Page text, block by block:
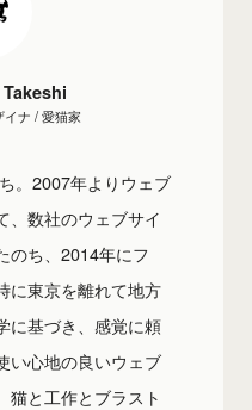
Takeshi
ナ / 愛猫家
。2007年よりウェブ
、数社のウェブサイ
のち、2014年にフ
に東京を離れて地方
に基づき、感覚に頼
い心地の良いウェブ
猫と工作とブラスト